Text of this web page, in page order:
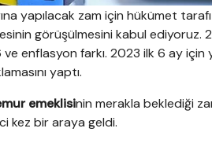
yapılacak zam için hükümet tarafı
görüşülmesini kabul ediyoruz.
enflasyon farkı. 2023 ilk 6 ay için
yaptı.
emeklisinin merakla beklediği
kez bir araya geldi.